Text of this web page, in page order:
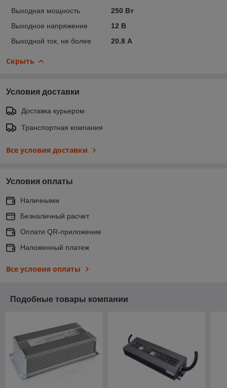
Выходная мощность
250 Вт
Выходное напряжение
12 В
Выходной ток, не более
20.8 А
Скрыть
Условия доставки
Доставка курьером
Транспортная компания
Все условия доставки
Условия оплаты
Наличными
Безналичный расчет
Оплати QR-приложение
Наложенный платеж
Все условия оплаты
Подобные товары компании